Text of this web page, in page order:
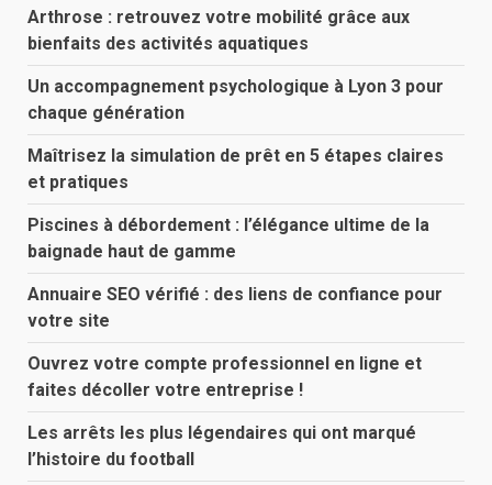
Arthrose : retrouvez votre mobilité grâce aux
bienfaits des activités aquatiques
Un accompagnement psychologique à Lyon 3 pour
chaque génération
Maîtrisez la simulation de prêt en 5 étapes claires
et pratiques
Piscines à débordement : l’élégance ultime de la
baignade haut de gamme
Annuaire SEO vérifié : des liens de confiance pour
votre site
Ouvrez votre compte professionnel en ligne et
faites décoller votre entreprise !
Les arrêts les plus légendaires qui ont marqué
l’histoire du football